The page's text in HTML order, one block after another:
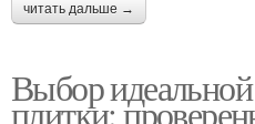
читать дальше →
Выбор
плитки: